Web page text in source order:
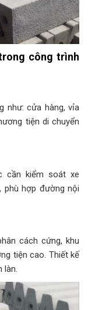
công trình
như: cửa hàng, vỉa
tiện di chuyển
cần kiểm soát xe
phù hợp đường nội
cách cứng, khu
tiện cao. Thiết kế
làn.